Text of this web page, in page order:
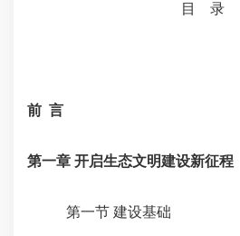
目 录
前 言
第一章 开启生态文明建设新征程
第一节 建设基础